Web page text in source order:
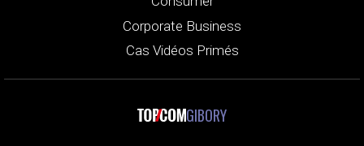
Corporate Business
Cas Vidéos Primés
GIBORY